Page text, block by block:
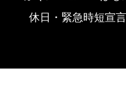
休日・緊急時短宣